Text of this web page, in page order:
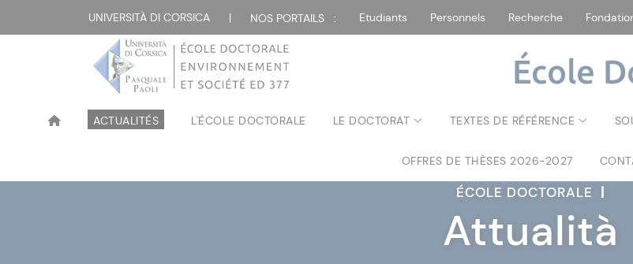
UNIVERSITÀ DI CORSICA | NOS PORTAILS : Etudiants Personnels Recherche
École
ACTUALITÉS L'ÉCOLE DOCTORALE LE DOCTORAT TEXTES DE RÉFÉRENCE
OFFRES DE THÈSES 2026-2027
ÉCOLE DOCTORALE |
Attualità